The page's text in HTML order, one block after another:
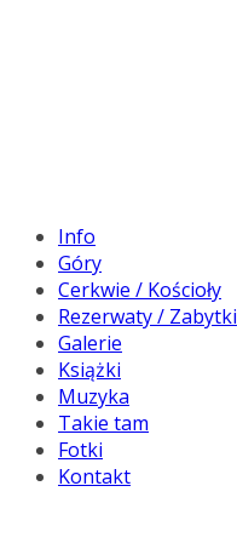
Info
Góry
Cerkwie / Kościoły
Rezerwaty / Zabytki
Galerie
Książki
Muzyka
Takie tam
Fotki
Kontakt